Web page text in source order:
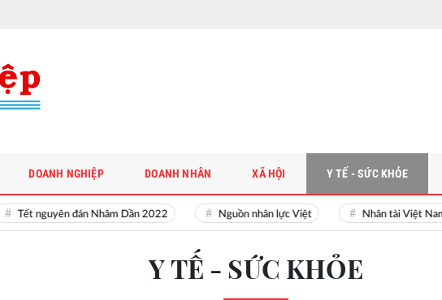
Tết nguyên đán Nhâm Dần 2022 Nguồn nhân lực Việt Nhân tài Việt Nam
DOANH NGHIỆP DOANH NHÂN XÃ HỘI Y TẾ - SỨC KHỎE
Y TẾ - SỨC KHỎE